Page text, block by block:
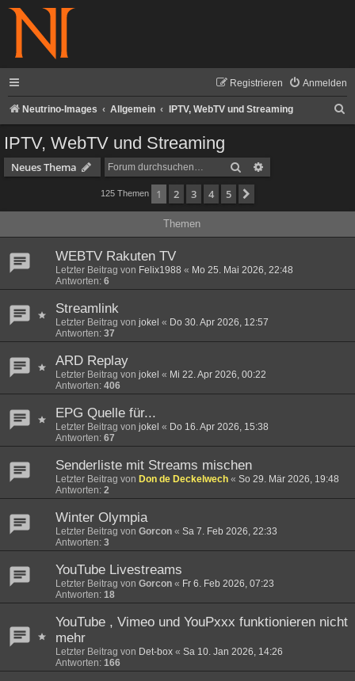
Anmelden
Registrieren
Neutrino-Images Allgemein IPTV, WebTV und Streaming
IPTV, WebTV und Streaming
Neues Thema Suche
125 Themen 1 2 3 4 5
Themen
WEBTV Rakuten TV
Letzter Beitrag von Felix1988 « Mo 25. Mai 2026, 22:48
Antworten: 6
Streamlink
Letzter Beitrag von jokel « Do 30. Apr 2026, 12:57
Antworten: 37
ARD Replay
Letzter Beitrag von jokel « Mi 22. Apr 2026, 00:22
Antworten: 406
EPG Quelle für...
Letzter Beitrag von jokel « Do 16. Apr 2026, 15:38
Antworten: 67
Senderliste mit Streams mischen
Letzter Beitrag von Don de Deckelwech « So 29. Mär 2026, 19:48
Antworten: 2
Winter Olympia
Letzter Beitrag von Gorcon « Sa 7. Feb 2026, 22:33
Antworten: 3
YouTube Livestreams
Letzter Beitrag von Gorcon « Fr 6. Feb 2026, 07:23
Antworten: 18
YouTube , Vimeo und YouPxxx funktionieren nicht
mehr
Letzter Beitrag von Det-box « Sa 10. Jan 2026, 14:26
Antworten: 166